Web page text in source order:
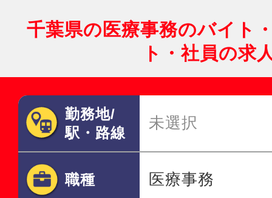
千葉県の医療事務のバイト
ト・社員の求
勤務地/
駅・路線
未選択
職種 医療事務